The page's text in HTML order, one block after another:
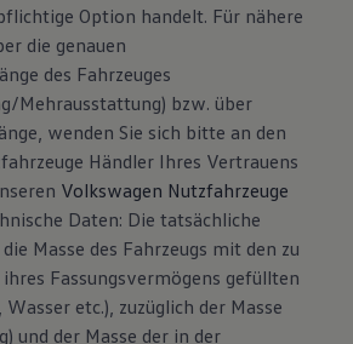
Option handelt. Für nähere
die genauen
des Fahrzeuges
Mehrausstattung) bzw. über
wenden Sie sich bitte an den
Händler Ihres Vertrauens
Volkswagen Nutzfahrzeuge
Daten: Die tatsächliche
Masse des Fahrzeugs mit den zu
Fassungsvermögens gefüllten
etc.), zuzüglich der Masse
und der Masse der in der